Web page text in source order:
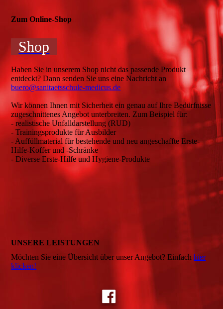
Zum Online-Shop
Shop
Haben Sie in unserem Shop nicht das passende Produkt
entdeckt? Dann senden Sie uns eine Nachricht an
buero@sanitaetsschule-medicus.de
Wir können Ihnen mit Sicherheit ein genau auf Ihre Bedürfnisse
zugeschnittenes Angebot unterbreiten. Zum Beispiel für:
- realistische Unfalldarstellung (RUD)
- Trainingsprodukte für Ausbilder
- Auffüllmaterial für bestehende und neu angeschaffte Erste-
Hilfe-Koffer und -Schränke
- Diverse Erste-Hilfe und Hygiene-Produkte
UNSERE LEISTUNGEN
Möchten Sie eine Übersicht über unser Angebot? Einfachhier
klicken!